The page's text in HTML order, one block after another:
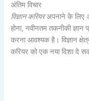
अंतिम विचार
विज्ञान करियरअपनाने के लिए
होना, नवीनतम तकनीकी ज्ञान
करना आवश्यक है। विज्ञान
करियर को एक नया दिशा दे